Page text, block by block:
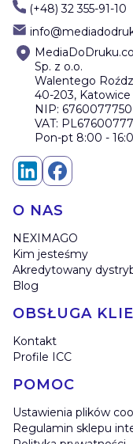
(+48) 32 355-91-10
Sp. z o.o.
Walentego
40-203, Katowice
NIP: 6760077750
VAT:
Pon-pt 8:00 -
Linki w stopce
O NAS
NEXIMAGO
Kim jesteśmy
Akredytowany
Blog
OBSŁUGA
Kontakt
Profile ICC
POMOC
Ustawienia plików
Regulamin sklepu